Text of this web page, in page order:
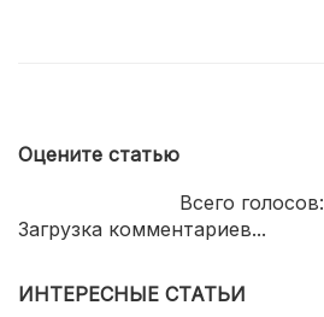
Оцените статью
Всего голосов:
Загрузка комментариев...
ИНТЕРЕСНЫЕ СТАТЬИ